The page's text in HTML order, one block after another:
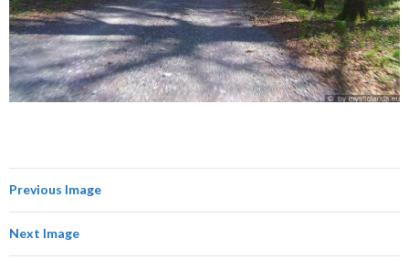
Previous Image
Next Image